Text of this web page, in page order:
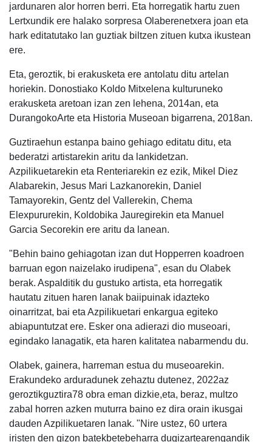
jardunaren alor horren berri. Eta horregatik hartu zuen
Lertxundik ere halako sorpresa Olaberenetxera joan eta
hark editatutako lan guztiak biltzen zituen kutxa ikustean
ere.
Eta, geroztik, bi erakusketa ere antolatu ditu artelan
horiekin. Donostiako Koldo Mitxelena kulturuneko
erakusketa aretoan izan zen lehena, 2014an, eta
DurangokoArte eta Historia Museoan bigarrena, 2018an.
Guztiraehun estanpa baino gehiago editatu ditu, eta
bederatzi artistarekin aritu da lankidetzan.
Azpilikuetarekin eta Renteriarekin ez ezik, Mikel Diez
Alabarekin, Jesus Mari Lazkanorekin, Daniel
Tamayorekin, Gentz del Vallerekin, Chema
Elexpururekin, Koldobika Jauregirekin eta Manuel
Garcia Secorekin ere aritu da lanean.
"Behin baino gehiagotan izan dut Hopperren koadroen
barruan egon naizelako irudipena", esan du Olabek
berak. Aspalditik du gustuko artista, eta horregatik
hautatu zituen haren lanak baiipuinak idazteko
oinarritzat, bai eta Azpilikuetari enkargua egiteko
abiapuntutzat ere. Esker ona adierazi dio museoari,
egindako lanagatik, eta haren kalitatea nabarmendu du.
Olabek, gainera, harreman estua du museoarekin.
Erakundeko arduradunek zehaztu dutenez, 2022az
geroztikguztira78 obra eman dizkie,eta, beraz, multzo
zabal horren azken muturra baino ez dira orain ikusgai
dauden Azpilikuetaren lanak. "Nire ustez, 60 urtera
iristen den gizon batekbetebeharra dugizartearengandik